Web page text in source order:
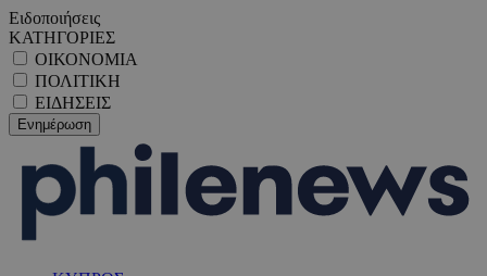
Ειδοποιήσεις
ΚΑΤΗΓΟΡΙΕΣ
ΟΙΚΟΝΟΜΙΑ
ΠΟΛΙΤΙΚΗ
ΕΙΔΗΣΕΙΣ